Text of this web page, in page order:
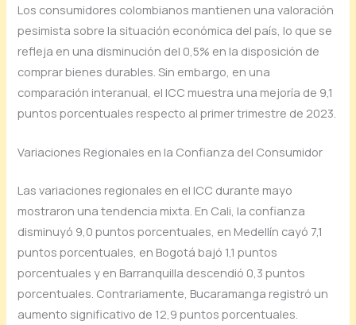
Los consumidores colombianos mantienen una valoración
pesimista sobre la situación económica del país, lo que se
refleja en una disminución del 0,5% en la disposición de
comprar bienes durables. Sin embargo, en una
comparación interanual, el ICC muestra una mejoría de 9,1
puntos porcentuales respecto al primer trimestre de 2023.
Variaciones Regionales en la Confianza del Consumidor
Las variaciones regionales en el ICC durante mayo
mostraron una tendencia mixta. En Cali, la confianza
disminuyó 9,0 puntos porcentuales, en Medellín cayó 7,1
puntos porcentuales, en Bogotá bajó 1,1 puntos
porcentuales y en Barranquilla descendió 0,3 puntos
porcentuales. Contrariamente, Bucaramanga registró un
aumento significativo de 12,9 puntos porcentuales.